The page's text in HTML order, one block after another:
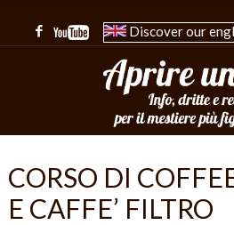
Discover our
CORSO DI
E CAFFE’ FILTRO